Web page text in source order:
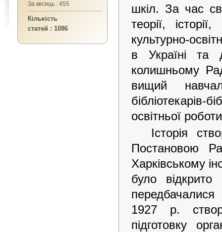
За місяць : 455
Кількість
статей : 1086
шкіл. За час
теорії,
культурно-
в Україні та
колишньому
вищий
бібліотекарів-
освітньої
Історія
Постановою
Харківському
було відкрито
1927 р.
підготовку